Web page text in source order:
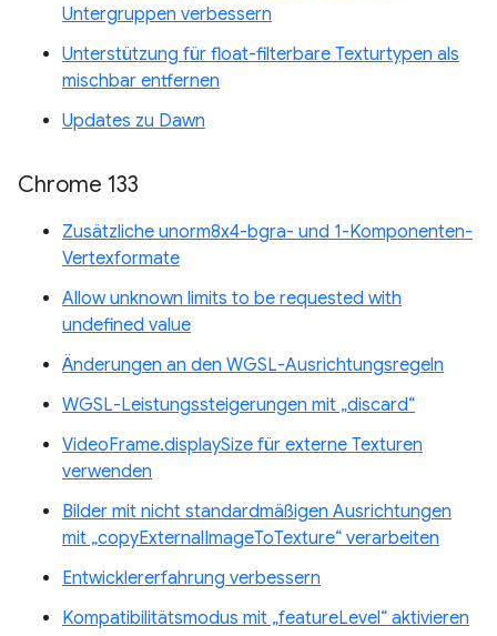
Untergruppen verbessern
Unterstützung für float-filterbare Texturtypen als
mischbar entfernen
Updates zu Dawn
Chrome 133
Zusätzliche unorm8x4-bgra- und 1-Komponenten-
Vertexformate
Allow unknown limits to be requested with
undefined value
Änderungen an den WGSL-Ausrichtungsregeln
WGSL-Leistungssteigerungen mit „discard“
VideoFrame.displaySize für externe Texturen
verwenden
Bilder mit nicht standardmäßigen Ausrichtungen
mit „copyExternalImageToTexture“ verarbeiten
Entwicklererfahrung verbessern
Kompatibilitätsmodus mit „featureLevel“ aktivieren